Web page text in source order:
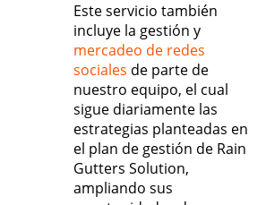
Este servicio también
incluye la gestión y
mercadeo de redes
sociales de parte de
nuestro equipo, el cual
sigue diariamente las
estrategias planteadas en
el plan de gestión de Rain
Gutters Solution,
ampliando sus